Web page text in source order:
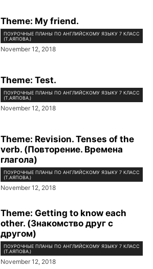
Theme: My friend.
ПОУРОЧНЫЕ ПЛАНЫ ПО АНГЛИЙСКОМУ ЯЗЫКУ 7 КЛАСС
(Т.АЯПОВА.)
November 12, 2018
Theme: Test.
ПОУРОЧНЫЕ ПЛАНЫ ПО АНГЛИЙСКОМУ ЯЗЫКУ 7 КЛАСС
(Т.АЯПОВА.)
November 12, 2018
Theme: Revision. Tenses of the
verb. (Повторение. Времена
глагола)
ПОУРОЧНЫЕ ПЛАНЫ ПО АНГЛИЙСКОМУ ЯЗЫКУ 7 КЛАСС
(Т.АЯПОВА.)
November 12, 2018
Theme: Getting to know each
other. (Знакомство друг с
другом)
ПОУРОЧНЫЕ ПЛАНЫ ПО АНГЛИЙСКОМУ ЯЗЫКУ 7 КЛАСС
(Т.АЯПОВА.)
November 12, 2018